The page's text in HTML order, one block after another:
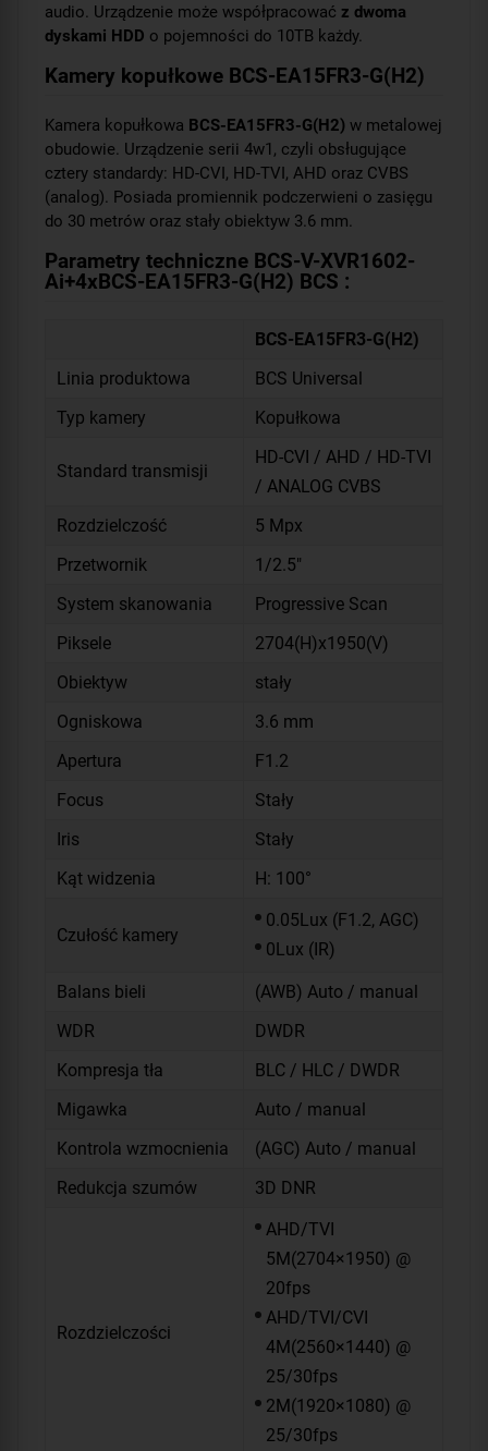
audio. Urządzenie może współpracować z dwoma
dyskami HDD o pojemności do 10TB każdy.
Kamery kopułkowe BCS-EA15FR3-G(H2)
Kamera kopułkowa BCS-EA15FR3-G(H2) w metalowej
obudowie. Urządzenie serii 4w1, czyli obsługujące
cztery standardy: HD-CVI, HD-TVI, AHD oraz CVBS
(analog). Posiada promiennik podczerwieni o zasięgu
do 30 metrów oraz stały obiektyw 3.6 mm.
Parametry techniczne BCS-V-XVR1602-
Ai+4xBCS-EA15FR3-G(H2) BCS :
BCS-EA15FR3-G(H2)
Linia produktowa
BCS Universal
Typ kamery
Kopułkowa
Standard transmisji
HD-CVI / AHD / HD-TVI
/ ANALOG CVBS
Rozdzielczość
5 Mpx
Przetwornik
1/2.5"
System skanowania
Progressive Scan
Piksele
2704(H)x1950(V)
Obiektyw
stały
Ogniskowa
3.6 mm
Apertura
F1.2
Focus
Stały
Iris
Stały
Kąt widzenia
H: 100°
Czułość kamery
0.05Lux (F1.2, AGC)
0Lux (IR)
Balans bieli
(AWB) Auto / manual
WDR
DWDR
Kompresja tła
BLC / HLC / DWDR
Migawka
Auto / manual
Kontrola wzmocnienia
(AGC) Auto / manual
Redukcja szumów
3D DNR
Rozdzielczości
AHD/TVI
5M(2704×1950) @
20fps
AHD/TVI/CVI
4M(2560×1440) @
25/30fps
2M(1920×1080) @
25/30fps